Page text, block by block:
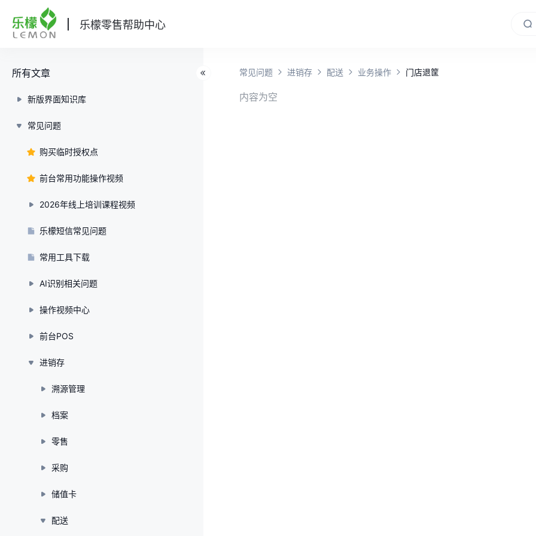
乐檬零售帮助中心
所有文章
新版界面知识库
常见问题
购买临时授权点
前台常用功能操作视频
2026年线上培训课程视频
乐檬短信常见问题
常用工具下载
AI识别相关问题
操作视频中心
前台POS
进销存
溯源管理
档案
零售
采购
储值卡
配送
常见问题 进销存 配送 业务操作 门店退筐
内容为空